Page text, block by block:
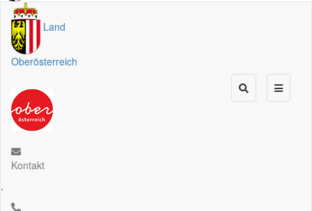
Land
Oberösterreich
Kontakt
.